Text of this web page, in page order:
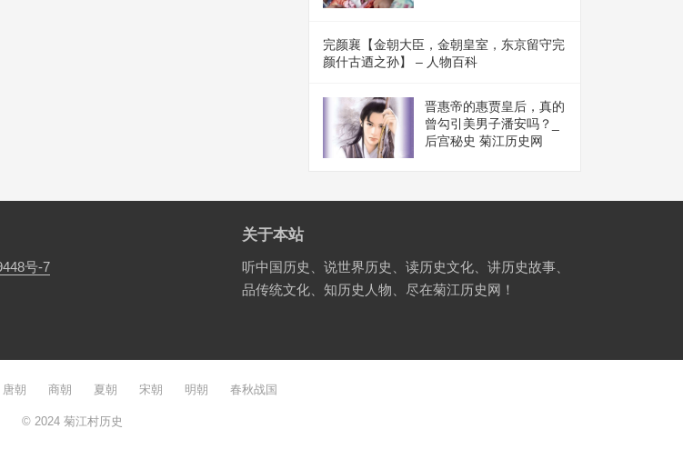
完颜襄【金朝大臣，金朝皇室，东京留守完
颜什古迺之孙】 – 人物百科
晋惠帝的惠贾皇后，真的
曾勾引美男子潘安吗？_
后宫秘史 菊江历史网
号-7
关于本站
听中国历史、说世界历史、读历史文化、讲历史故事、
品传统文化、知历史人物、尽在菊江历史网！
唐朝 商朝 夏朝 宋朝 明朝 春秋战国
© 2024 菊江村历史